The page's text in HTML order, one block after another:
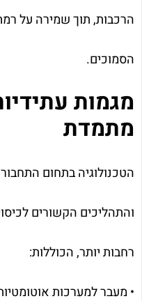
הרכבות, תוך שמירה על
הסמוכים.
מגמות
מתמדת
הטכנולוגיה בתחום
והתהליכים הקשורים
רחבות יותר, הכוללות:
• מעבר למערכות